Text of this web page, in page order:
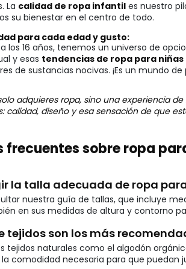
La calidad de ropa infantil es nuestro
su bienestar en el centro de todo.
para cada edad y gusto:
los 16 años, tenemos un universo de
y esas tendencias de ropa para niñas
de sustancias nocivas. ¡Es un mundo
adquieres ropa, sino una experiencia de
calidad, diseño y esa sensación de que
frecuentes sobre ropa
la talla adecuada de ropa
nuestra guía de tallas, que incluye
en sus medidas de altura y contorno
tejidos son los más
tejidos naturales como el algodón
la comodidad necesaria para que puedan